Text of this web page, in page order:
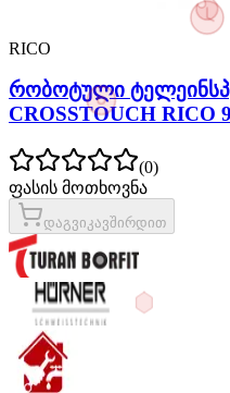
RICO
რობოტული
CROSSTOUCH RICO
(0)
ფასის მოთხოვნა
დაგვიკავშირდით